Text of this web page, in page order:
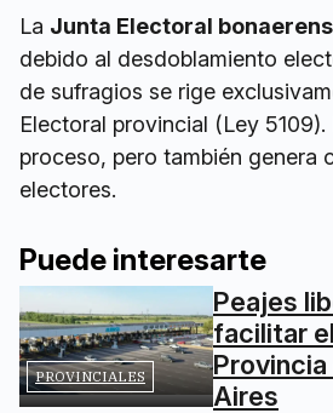
La Junta Electoral
debido al desdoblamiento
de sufragios se rige
Electoral provincial (Ley
proceso, pero también genera
electores.
Puede interesarte
PROVINCIALES
Peajes
facilitar
Provincia
Aires